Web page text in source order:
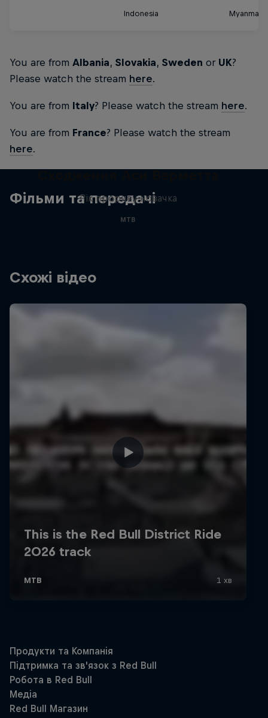
Indonesia Myanmar
You are from Albania, Slovakia, Sweden or UK?
Please watch the stream here.
You are from Italy? Please watch the stream here.
You are from France? Please watch the stream
here.
Фільми та передачі
Рік прориву новачка
MTB
Схожі відео